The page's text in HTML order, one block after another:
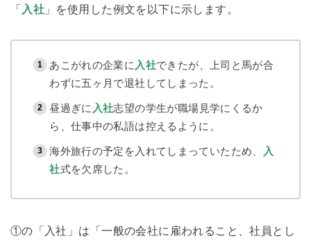
「 入社 」を使用した例文を以下に示します。
あこがれの企業に 入社できたが、上司と馬が合
わずに五ヶ月で退社してしまった。
昼過ぎに 入社志望の学生が職場見学にくるか
ら、仕事中の私語は控えるように。
海外旅行の予定を入れてしまっていたため、
入
社式を欠席した。
①の「入社」は「一般の会社に雇われること、社員とし